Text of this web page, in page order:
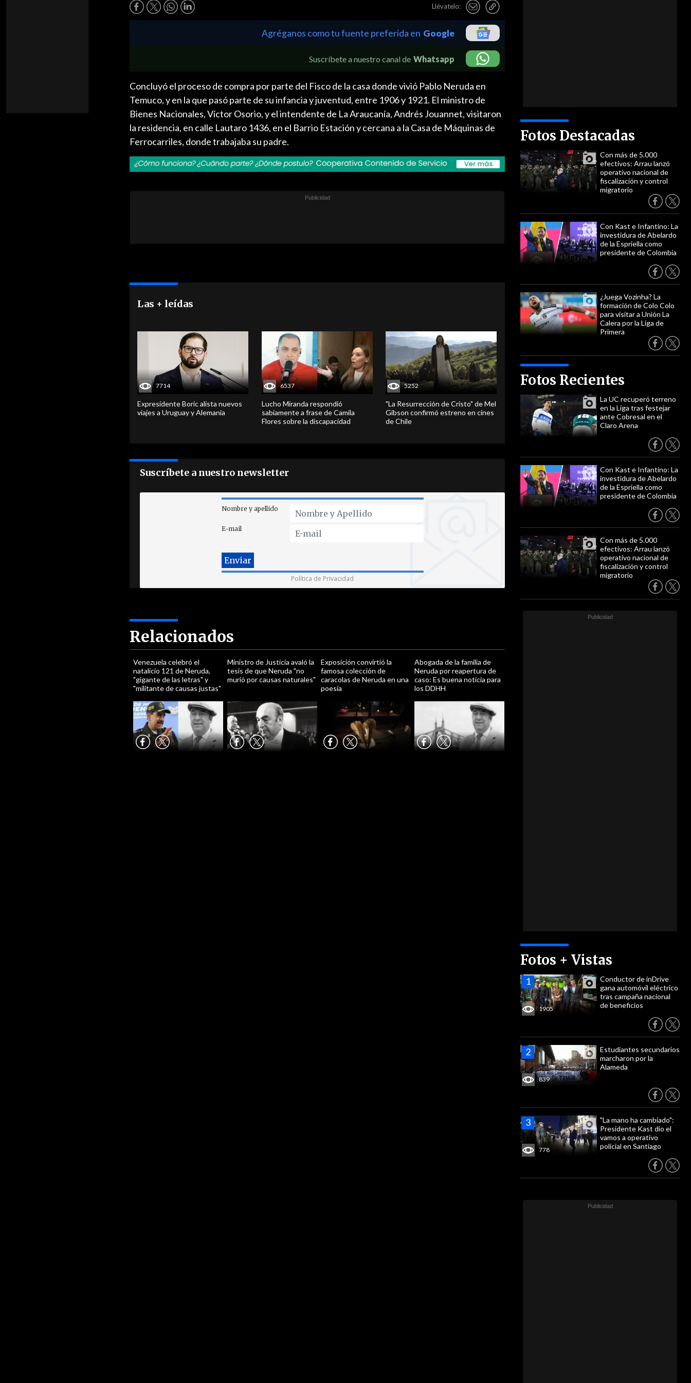
Llévatelo:
Fotos Destacadas
Con más de 5.000
efectivos: Arrau lanzó
operativo nacional de
fiscalización y control
migratorio
Con Kast e Infantino: La
investidura de Abelardo
de la Espriella como
presidente de Colombia
¿Juega Vozinha? La
formación de Colo Colo
para visitar a Unión La
Calera por la Liga de
Primera
Fotos Recientes
La UC recuperó terreno
en la Liga tras festejar
ante Cobresal en el
Claro Arena
Con Kast e Infantino: La
investidura de Abelardo
de la Espriella como
presidente de Colombia
Con más de 5.000
efectivos: Arrau lanzó
operativo nacional de
fiscalización y control
migratorio
Fotos + Vistas
1905
Conductor de inDrive
gana automóvil eléctrico
tras campaña nacional
de beneficios
839
Estudiantes secundarios
marcharon por la
Alameda
778
"La mano ha cambiado":
Presidente Kast dio el
vamos a operativo
policial en Santiago
Agréganos como tu fuente preferida en Google
Suscríbete a nuestro canal de Whatsapp
Concluyó el proceso de compra por parte del Fisco de la casa donde vivió Pablo Neruda en
Temuco, y en la que pasó parte de su infancia y juventud, entre 1906 y 1921. El ministro de
Bienes Nacionales, Víctor Osorio, y el intendente de La Araucanía, Andrés Jouannet, visitaron
la residencia, en calle Lautaro 1436, en el Barrio Estación y cercana a la Casa de Máquinas de
Ferrocarriles, donde trabajaba su padre.
Las + leídas
7714
Expresidente Boric alista nuevos
viajes a Uruguay y Alemania
6537
Lucho Miranda respondió
sabiamente a frase de Camila
Flores sobre la discapacidad
5252
"La Resurrección de Cristo" de Mel
Gibson confirmó estreno en cines
de Chile
Suscríbete a nuestro newsletter
Nombre y apellido
E-mail
Política de Privacidad
Relacionados
Venezuela celebró el
natalicio 121 de Neruda,
"gigante de las letras" y
"militante de causas justas"
Ministro de Justicia avaló la
tesis de que Neruda "no
murió por causas naturales"
Exposición convirtió la
famosa colección de
caracolas de Neruda en una
poesía
Abogada de la familia de
Neruda por reapertura de
caso: Es buena noticia para
los DDHH